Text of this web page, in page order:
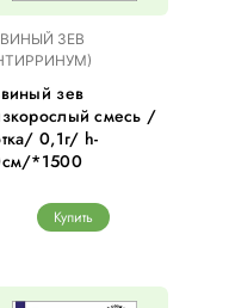
ЗЕВ
зев
смесь /
0,1г/ h-
*1500
Купить